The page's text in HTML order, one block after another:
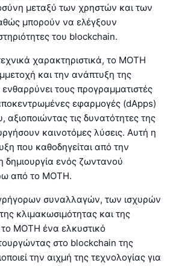
μεταξύ των χρηστών και των
μπορούν να ελέγξουν
του blockchain.
χαρακτηριστικά, το MOTH
και την ανάπτυξη της
τους προγραμματιστές
εφαρμογές (dApps)
τις δυνατότητες της
καινοτόμες λύσεις. Αυτή η
που καθοδηγείται από την
δημιουργία ενός ζωντανού
από το MOTH.
συναλλαγών, των ισχυρών
κλιμακωσιμότητας και της
MOTH ένα ελκυστικό
στο blockchain της
την αιχμή της τεχνολογίας για